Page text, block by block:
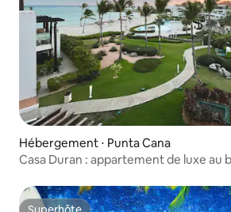
Hébergement ⋅ Punta Cana
Casa Duran : appartement de luxe au